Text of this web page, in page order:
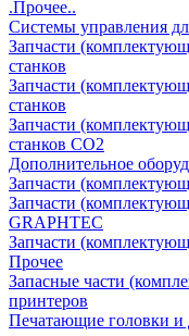
.Прочее..
Системы управления
Запчасти
станков
Запчасти
станков
Запчасти
станков CO2
Дополнительное
Запчасти
Запчасти
GRAPHTEC
Запчасти
Прочее
Запасные части
принтеров
Печатающие головки и